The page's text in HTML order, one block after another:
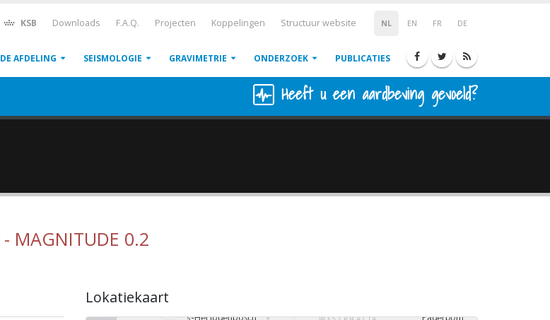
NL EN FR DE
KSB Downloads F.A.Q. Projecten Koppelingen Structuur website
DE AFDELING SEISMOLOGIE GRAVIMETRIE ONDERZOEK PUBLICATIES
Heeft u een aardbeving gevoeld?
- MAGNITUDE 0.2
Lokatiekaart